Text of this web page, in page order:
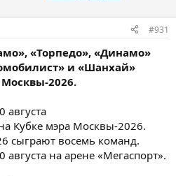
#931
«Торпедо», «Динамо»
и «Шанхай»
2026.
августа
Кубке мэра Москвы-2026.
сыграют восемь команд.
на арене «Мегаспорт».